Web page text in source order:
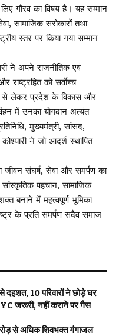
गौरव का विषय है। यह सम्मान
सामाजिक सरोकारों तथा
स्तर पर किया गया सम्मान
ने अपने राजनीतिक एवं
राष्ट्रहित को सर्वाेच्च
से लेकर प्रदेश के विकास और
में उनका योगदान अत्यंत
मुख्यमंत्री, सांसद,
ने जो आदर्श स्थापित
जीवन संघर्ष, सेवा और समर्पण का
पहचान, सामाजिक
बनाने में महत्वपूर्ण भूमिका
के प्रति समर्पण सदैव समाज
10 परिवारों ने छोड़े घर
जरूरी, नहीं कराने पर गैस
से अधिक शिवभक्त गंगाजल